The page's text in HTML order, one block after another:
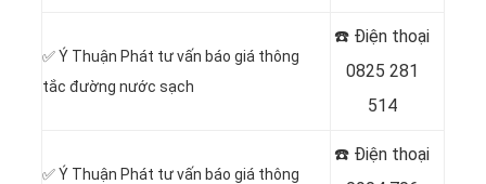
✅ Ý Thuận Phát tư vấn báo giá thông
tắc đường nước sạch
☎️ Điện thoại
0825 281
514
✅ Ý Thuận Phát tư vấn báo giá thông
☎️ Điện thoại